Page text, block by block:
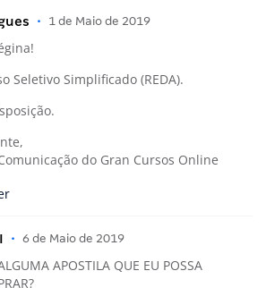
• 1 de Maio de 2019
Seletivo Simplificado (REDA).
do Gran Cursos Online
• 6 de Maio de 2019
APOSTILA QUE EU POSSA